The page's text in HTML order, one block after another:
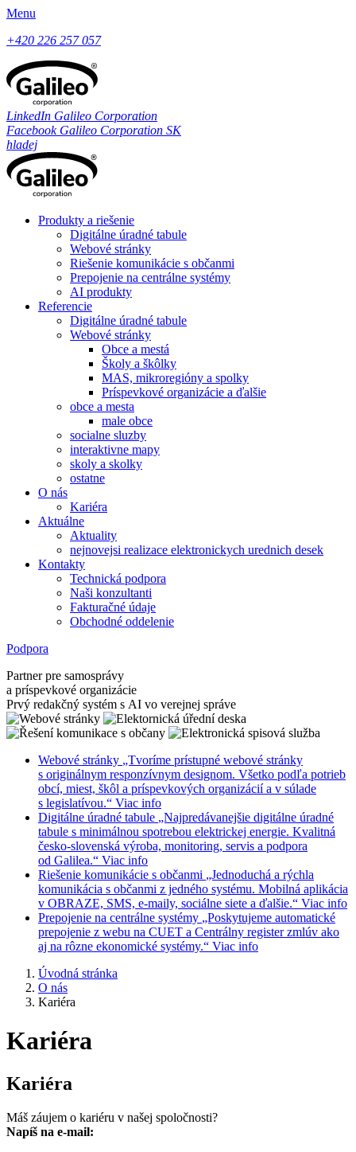
Menu
+420 226 257 057
LinkedIn Galileo Corporation
Facebook Galileo Corporation SK
hladej
Produkty a riešenie
Digitálne úradné tabule
Webové stránky
Riešenie komunikácie s občanmi
Prepojenie na centrálne systémy
AI produkty
Referencie
Digitálne úradné tabule
Webové stránky
Obce a mestá
Školy a škôlky
MAS, mikroregióny a spolky
Príspevkové organizácie a ďalšie
obce a mesta
male obce
socialne sluzby
interaktivne mapy
skoly a skolky
ostatne
O nás
Kariéra
Aktuálne
Aktuality
nejnovejsi realizace elektronickych urednich desek
Kontakty
Technická podpora
Naši konzultanti
Fakturačné údaje
Obchodné oddelenie
Podpora
Partner pre samosprávy
a príspevkové organizácie
Prvý redakčný systém s AI vo verejnej správe
Webové stránky „Tvoríme prístupné webové stránky
s originálnym responzívnym designom. Všetko podľa potrieb
obcí, miest, škôl a príspevkových organizácií a v súlade
s legislatívou.“ Viac info
Digitálne úradné tabule „Najpredávanejšie digitálne úradné
tabule s minimálnou spotrebou elektrickej energie. Kvalitná
česko-slovenská výroba, monitoring, servis a podpora
od Galilea.“ Viac info
Riešenie komunikácie s občanmi „Jednoduchá a rýchla
komunikácia s občanmi z jedného systému. Mobilná aplikácia
v OBRAZE, SMS, e-maily, sociálne siete a ďalšie.“ Viac info
Prepojenie na centrálne systémy „Poskytujeme automatické
prepojenie z webu na CUET a Centrálny register zmlúv ako
aj na rôzne ekonomické systémy.“ Viac info
Úvodná stránka
O nás
Kariéra
Kariéra
Kariéra
Máš záujem o kariéru v našej spoločnosti?
Napíš na e-mail: